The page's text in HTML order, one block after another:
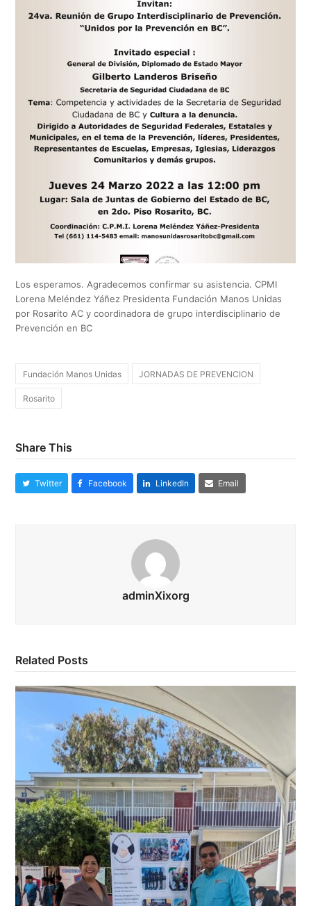
Los esperamos. Agradecemos confirmar su asistencia. CPMI
Lorena Meléndez Yáñez Presidenta Fundación Manos Unidas
por Rosarito AC y coordinadora de grupo interdisciplinario de
Prevención en BC
Fundación Manos Unidas JORNADAS DE PREVENCION
Rosarito
Share This
Twitter Facebook LinkedIn Email
adminXixorg
Related Posts